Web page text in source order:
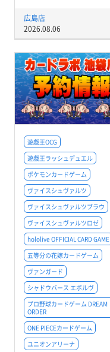
広島店
2026.08.06
遊戯王OCG
遊戯王ラッシュデュエル
ポケモンカードゲーム
ヴァイスシュヴァルツ
ヴァイスシュヴァルツブラウ
ヴァイスシュヴァルツロゼ
hololive OFFICIAL CARD GAME
五等分の花嫁カードゲーム
ヴァンガード
シャドウバース エボルヴ
プロ野球カードゲーム DREAM
ORDER
ONE PIECEカードゲーム
ユニオンアリーナ